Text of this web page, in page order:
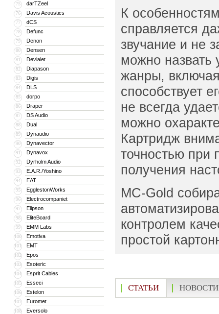
75 darTZeel
76 Davis Acoustics
77 dCS
78 Defunc
79 Denon
80 Densen
81 Devialet
82 Diapason
83 Digis
84 DLS
85 dorpo
86 Draper
87 DS Audio
88 Dual
89 Dynaudio
90 Dynavector
91 Dynavox
92 Dyrholm Audio
93 E.A.R./Yoshino
94 EAT
95 EgglestonWorks
96 Electrocompaniet
97 Elipson
98 EliteBoard
99 EMM Labs
100 Emotiva
101 EMT
102 Epos
103 Esoteric
104 Esprit Cables
105 Esseci
106 Estelon
107 Euromet
108 Eversolo
К
справляется
звучание и не
можно
жанры,
способствует
не всегда
можно
Картридж
точностью при
получения
MC-Gold
контролем
простой
СТАТЬИ НОВОСТИ